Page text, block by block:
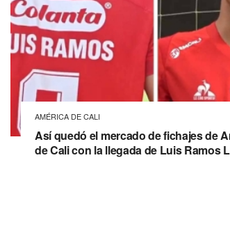
AMÉRICA DE CALI
Así quedó el mercado de fichajes de
de Cali con la llegada de Luis Ramos